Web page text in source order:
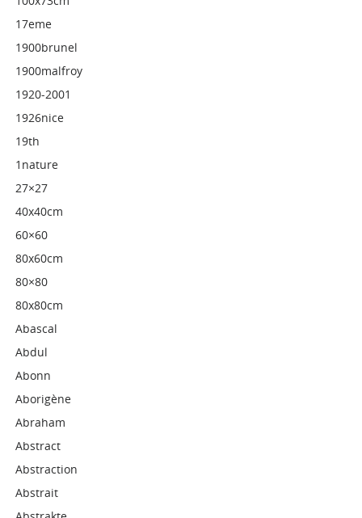
17eme
1900brunel
1900malfroy
1920-2001
1926nice
19th
1nature
27×27
40x40cm
60×60
80x60cm
80×80
80x80cm
Abascal
Abdul
Abonn
Aborigène
Abraham
Abstract
Abstraction
Abstrait